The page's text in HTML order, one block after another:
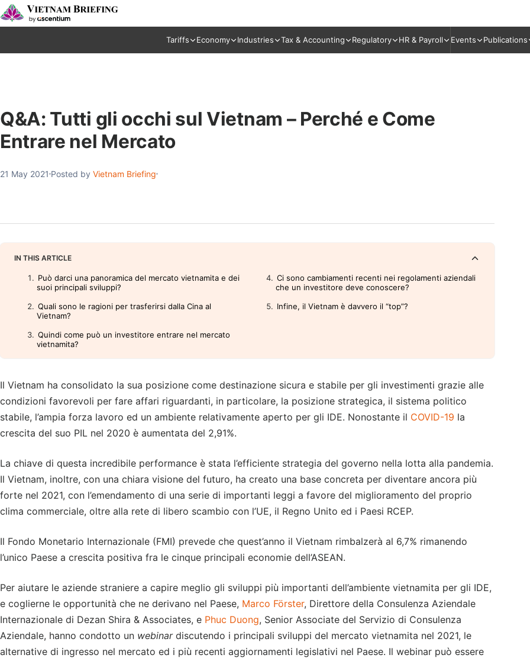
Tariffs Economy Industries Tax & Accounting Regulatory HR & Payroll Events Publications
Q&A: Tutti gli occhi sul Vietnam – Perché e Come
Entrare nel Mercato
21 May 2021 Posted by Vietnam Briefing
IN THIS ARTICLE
Può darci una panoramica del mercato vietnamita e dei
suoi principali sviluppi?
Quali sono le ragioni per trasferirsi dalla Cina al
Vietnam?
Quindi come può un investitore entrare nel mercato
vietnamita?
Ci sono cambiamenti recenti nei regolamenti aziendali
che un investitore deve conoscere?
Infine, il Vietnam è davvero il “top”?
Il Vietnam ha consolidato la sua posizione come destinazione sicura e stabile per gli investimenti grazie alle
condizioni favorevoli per fare affari riguardanti, in particolare, la posizione strategica, il sistema politico
stabile, l’ampia forza lavoro ed un ambiente relativamente aperto per gli IDE. Nonostante il COVID-19 la
crescita del suo PIL nel 2020 è aumentata del 2,91%.
La chiave di questa incredibile performance è stata l’efficiente strategia del governo nella lotta alla pandemia.
Il Vietnam, inoltre, con una chiara visione del futuro, ha creato una base concreta per diventare ancora più
forte nel 2021, con l’emendamento di una serie di importanti leggi a favore del miglioramento del proprio
clima commerciale, oltre alla rete di libero scambio con l’UE, il Regno Unito ed i Paesi RCEP.
Il Fondo Monetario Internazionale (FMI) prevede che quest’anno il Vietnam rimbalzerà al 6,7% rimanendo
l’unico Paese a crescita positiva fra le cinque principali economie dell’ASEAN.
Per aiutare le aziende straniere a capire meglio gli sviluppi più importanti dell’ambiente vietnamita per gli IDE,
e coglierne le opportunità che ne derivano nel Paese, Marco Förster, Direttore della Consulenza Aziendale
Internazionale di Dezan Shira & Associates, e Phuc Duong, Senior Associate del Servizio di Consulenza
Aziendale, hanno condotto un webinardiscutendo i principali sviluppi del mercato vietnamita nel 2021, le
alternative di ingresso nel mercato ed i più recenti aggiornamenti legislativi nel Paese. Il webinar può essere